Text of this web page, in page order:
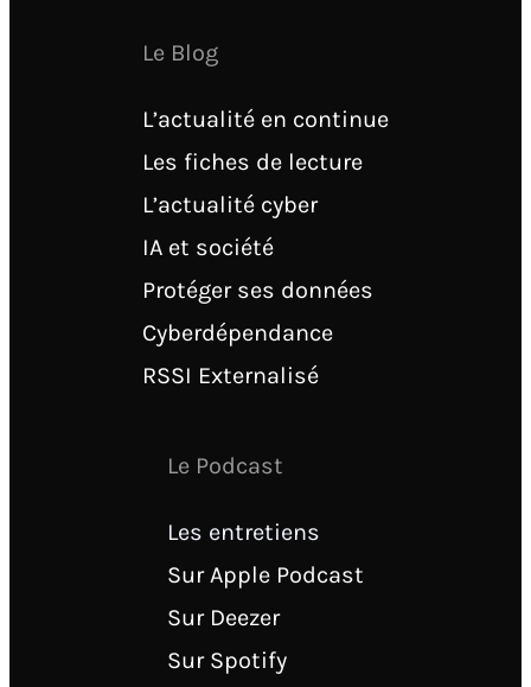
Le Blog
L’actualité en continue
Les fiches de lecture
L’actualité cyber
IA et société
Protéger ses données
Cyberdépendance
RSSI Externalisé
Le Podcast
Les entretiens
Sur Apple Podcast
Sur Deezer
Sur Spotify